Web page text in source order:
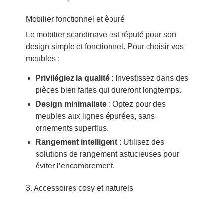
Mobilier fonctionnel et èpuré
Le mobilier scandinave est réputé pour son
design simple et fonctionnel. Pour choisir vos
meubles :
Privilégiez la qualité: Investissez dans des
pièces bien faites qui dureront longtemps.
Design minimaliste: Optez pour des
meubles aux lignes épurées, sans
ornements superflus.
Rangement intelligent: Utilisez des
solutions de rangement astucieuses pour
éviter l’encombrement.
3. Accessoires cosy et naturels